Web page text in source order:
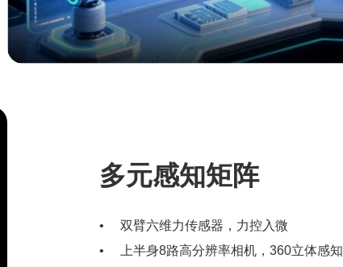
多元感知矩阵
双臂六维力传感器，力控入微
上半身8路高分辨率相机，360立体感知